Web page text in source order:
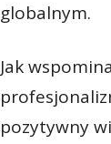
globalnym.
Jak
pozytywny